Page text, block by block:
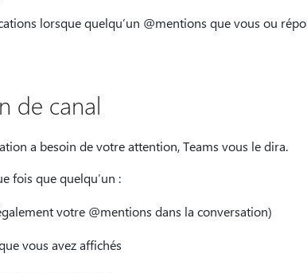
lorsque quelqu’un @mentions que vous ou
de canal
a besoin de votre attention, Teams vous le dira.
fois que quelqu’un :
votre @mentions dans la conversation)
vous avez affichés